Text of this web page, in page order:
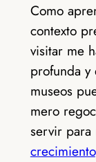
Como
contexto
visitar me
profunda y
museos
mero
servir para
crecimiento